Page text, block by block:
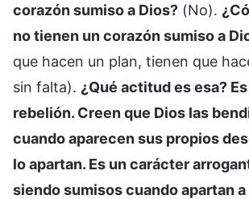
corazón sumiso a Dios? (No).
no tienen un corazón sumiso a
que hacen un plan, tienen que
sin falta). ¿Qué actitud es esa?
rebelión. Creen que Dios las
cuando aparecen sus propios
lo apartan. Es un carácter
siendo sumisos cuando apartan a